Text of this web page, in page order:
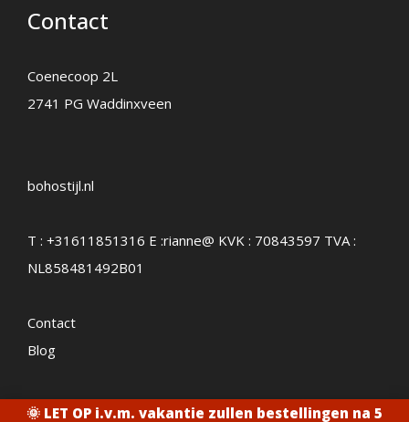
🌞 LET OP i.v.m. vakantie zullen bestellingen na 5
Contact
Coenecoop 2L
2741 PG Waddinxveen
bohostijl.nl
T : +31611851316 E :rianne@ KVK : 70843597 TVA :
NL858481492B01
Contact
Blog
2026 - Bohostijl.nl